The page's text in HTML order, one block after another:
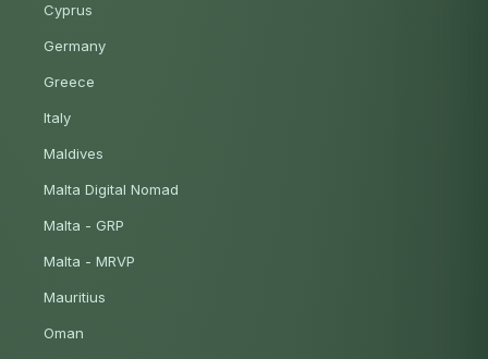
Cyprus
Germany
Greece
Italy
Maldives
Malta Digital Nomad
Malta - GRP
Malta - MRVP
Mauritius
Oman